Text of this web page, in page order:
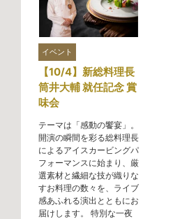
イベント
【10/4】新総料理長
筒井大輔 就任記念 賞
味会
テーマは「感動の饗宴」。
開演の瞬間を彩る総料理長
によるアイスカービングパ
フォーマンスに始まり、厳
選素材と繊細な技が織りな
すお料理の数々を、ライブ
感あふれる演出とともにお
届けします。 特別な一夜